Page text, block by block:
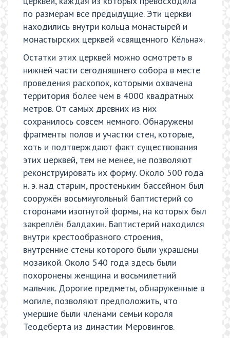
по размерам все предыдущие. Эти церкви
находились внутри кольца монастырей и
монастырских церквей «священного Кёльна».
Остатки этих церквей можно осмотреть в
нижней части сегодняшнего собора в месте
проведения раскопок, которыми охвачена
территория более чем в 4000 квадратных
метров. От самых древних из них
сохранилось совсем немного. Обнаружены
фрагменты полов и участки стен, которые,
хоть и подтверждают факт существования
этих церквей, тем не менее, не позволяют
реконструировать их форму. Около 500 года
н. э. над старым, простеньким бассейном был
сооружён восьмиугольный баптистерий со
сторонами изогнутой формы, на которых был
закреплён балдахин. Баптистерий находился
внутри крестообразного строения,
внутренние стены которого были украшены
мозаикой. Около 540 года здесь были
похоронены женщина и восьмилетний
мальчик. Дорогие предметы, обнаруженные в
могиле, позволяют предположить, что
умершие были членами семьи короля
Теодеберта из династии Меровингов.